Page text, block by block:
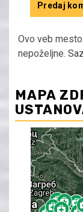
Ovo veb
nepoželjne.
MAPA